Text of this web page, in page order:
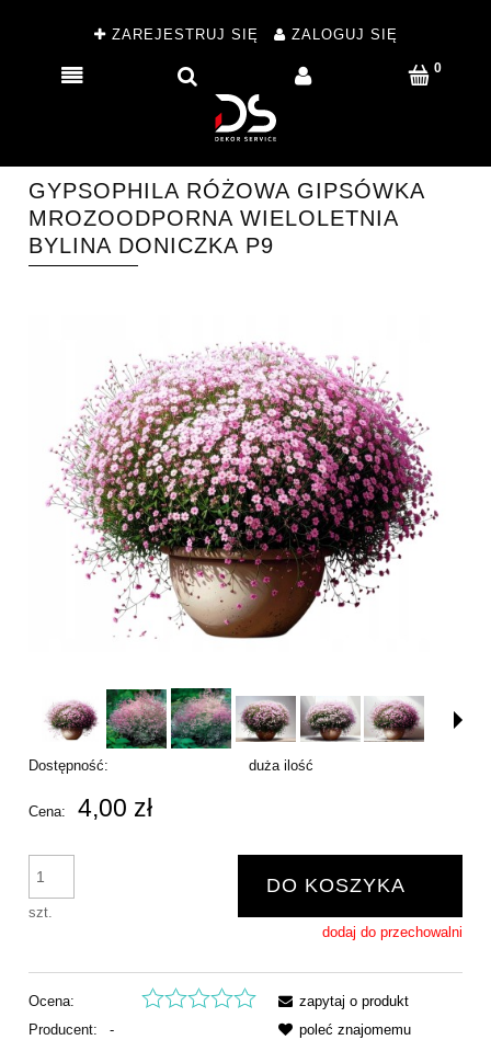
ZAREJESTRUJ SIĘ ZALOGUJ SIĘ
GYPSOPHILA RÓŻOWA GIPSÓWKA
MROZOODPORNA WIELOLETNIA
BYLINA DONICZKA P9
Dostępność: duża ilość
Cena: 4,00 zł
szt.
DO KOSZYKA
dodaj do przechowalni
Ocena:
Producent:
-
zapytaj o produkt
poleć znajomemu